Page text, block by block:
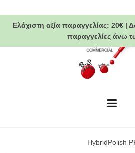
to
contentΕλάχιστη αξία παραγγελίας: 20€ |
παραγγελίες άνω
HybridPolish